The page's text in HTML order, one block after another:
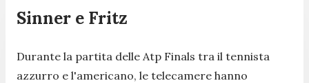
Sinner e Fritz
Durante la partita delle Atp Finals tra il tennista
azzurro e l'americano, le telecamere hanno